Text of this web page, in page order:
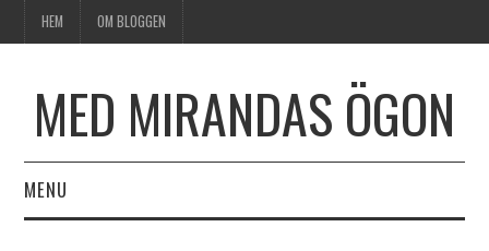
HEM OM BLOGGEN
MED MIRANDAS ÖGON
MENU